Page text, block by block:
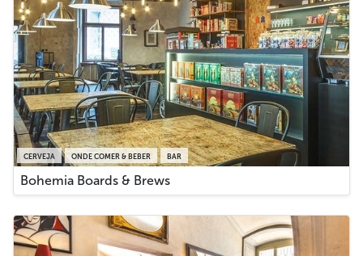
CERVEJA ONDE COMER & BEBER BAR
Bohemia Boards & Brews